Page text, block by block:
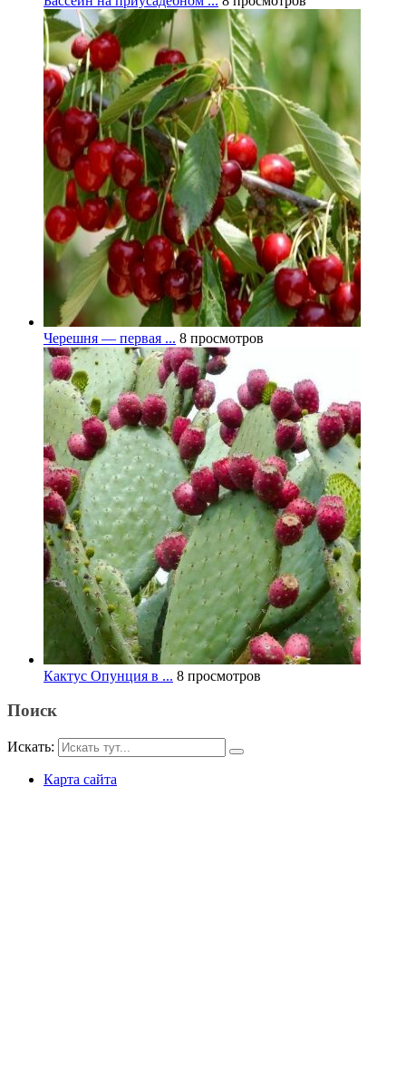
Черешня — первая ... 8 просмотров
Кактус Опунция в ... 8 просмотров
Поиск
Искать:
Карта сайта